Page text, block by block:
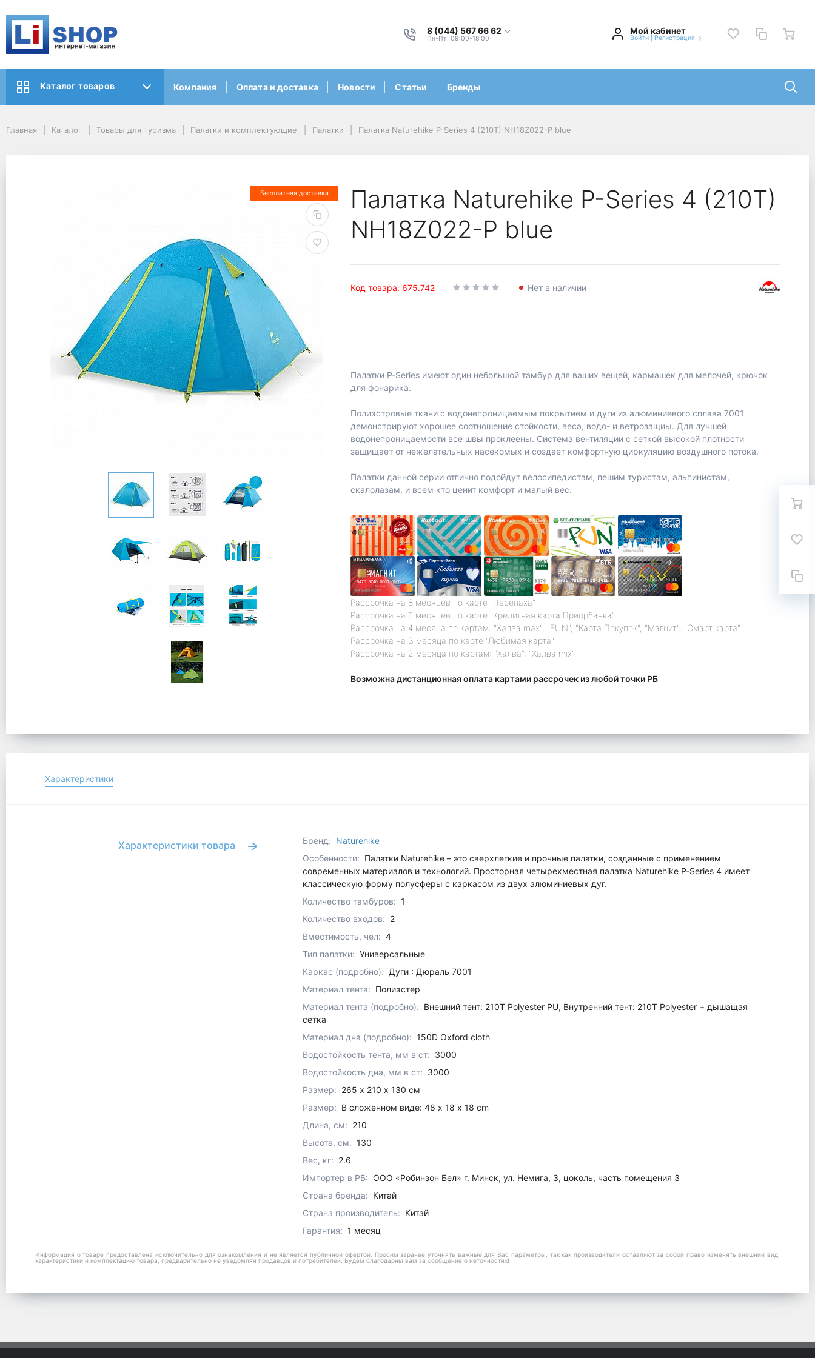
8 (044) 567 66 62
Пн-Пт: 09:00-18:00
Мой кабинет
Войти Регистрация
Каталог товаров Компания Оплата и доставка Новости Статьи Бренды
Главная Каталог Товары для туризма Палатки и комплектующие Палатки Палатка Naturehike P-Series 4 (210T) NH18Z022-P blue
Бесплатная доставка
Палатка Naturehike P-Series 4 (210T)
NH18Z022-P blue
Код товара: 675.742 Нет в наличии
Палатки P-Series имеют один небольшой тамбур для ваших вещей, кармашек для мелочей, крючок
для фонарика.
Полиэстровые ткани с водонепроницаемым покрытием и дуги из алюминиевого сплава 7001
демонстрируют хорошее соотношение стойкости, веса, водо- и ветрозащиы. Для лучшей
водонепроницаемости все швы проклеены. Система вентиляции с сеткой высокой плотности
защищает от нежелательных насекомых и создает комфортную циркуляцию воздушного потока.
Палатки данной серии отлично подойдут велосипедистам, пешим туристам, альпинистам,
скалолазам, и всем кто ценит комфорт и малый вес.
Рассрочка на 8 месяцев по карте "Черепаха"
Рассрочка на 6 месяцев по карте "Кредитная карта Приорбанка"
Рассрочка на 4 месяца по картам: "Халва max", "FUN", "Карта Покупок", "Магнит", "Смарт карта"
Рассрочка на 3 месяца по карте "Любимая карта"
Рассрочка на 2 месяца по картам: "Халва", "Халва mix"
Возможна дистанционная оплата картами рассрочек из любой точки РБ
Характеристики
Характеристики товара Бренд: Naturehike
Особенности: Палатки Naturehike – это сверхлегкие и прочные палатки, созданные с применением
современных материалов и технологий. Просторная четырехместная палатка Naturehike P-Series 4 имеет
классическую форму полусферы с каркасом из двух алюминиевых дуг.
Количество тамбуров: 1
Количество входов: 2
Вместимость, чел: 4
Тип палатки: Универсальные
Каркас (подробно): Дуги : Дюраль 7001
Материал тента: Полиэстер
Материал тента (подробно): Внешний тент: 210T Polyester PU, Внутренний тент: 210T Polyester + дышащая
сетка
Материал дна (подробно): 150D Oxford cloth
Водостойкость тента, мм в ст: 3000
Водостойкость дна, мм в ст: 3000
Размер: 265 х 210 х 130 см
Размер: В сложенном виде: 48 х 18 х 18 cm
Длина, см: 210
Высота, см: 130
Вес, кг: 2.6
Импортер в РБ: ООО «Робинзон Бел» г. Минск, ул. Немига, 3, цоколь, часть помещения 3
Страна бренда: Китай
Страна производитель: Китай
Гарантия: 1 месяц
Информация о товаре предоставлена исключительно для ознакомления и не является публичной офертой. Просим заранее уточнять важные для Вас параметры, так как производители оставляют за собой право изменять внешний вид,
характеристики и комплектацию товара, предварительно не уведомляя продавцов и потребителей. Будем благодарны вам за сообщение о неточностях!